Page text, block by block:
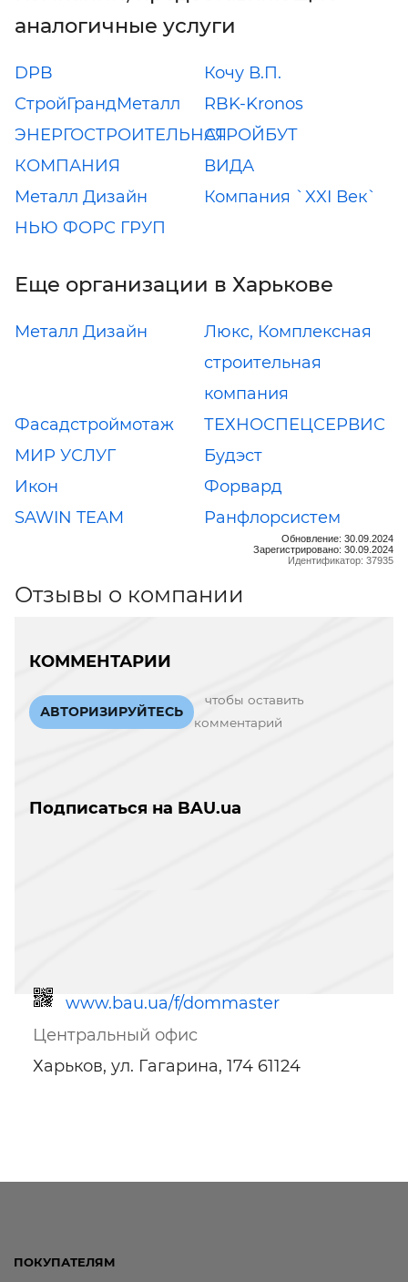
аналогичные услуги
DPB
Кочу В.П.
СтройГрандМеталл
RBK-Kronos
ЭНЕРГОСТРОИТЕЛЬНАЯ
КОМПАНИЯ
СТРОЙБУТ
ВИДА
Металл Дизайн
Компания `XXI Век`
НЬЮ ФОРС ГРУП
Еще организации в Харькове
Металл Дизайн
Люкс, Комплексная
строительная
компания
Фасадстроймотаж
ТЕХНОСПЕЦСЕРВИС
МИР УСЛУГ
Будэст
Икон
Форвард
SAWIN TEAM
Ранфлорсистем
Обновление: 30.09.2024
Зарегистрировано: 30.09.2024
Идентификатор: 37935
Отзывы о компании
КОММЕНТАРИИ
АВТОРИЗИРУЙТЕСЬ
чтобы оставить
комментарий
Подписаться на BAU.ua
www.bau.ua/f/dommaster
Центральный офис
Харьков, ул. Гагарина, 174 61124
ПОКУПАТЕЛЯМ